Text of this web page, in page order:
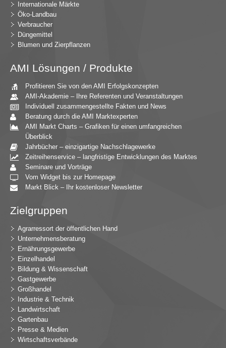
Internationale Märkte
Öko-Landbau
Verbraucher
Düngemittel
Blumen und Zierpflanzen
AMI Lösungen / Produkte
Profitieren Sie von den AMI Erfolgskonzepten
AMI-Akademie – Ihre Referenten und Veranstaltungen
Individuell zusammengestellte Fakten und News
Beratung durch die AMI Marktexperten
AMI Markt Charts – Grafiken für einen umfangreichen
Überblick
Jahrbücher – einzigartige Nachschlagewerke
Zeitreihenservice – langfristige Entwicklungen des Marktes
Seminare und Vorträge
Vom Widget bis zur Homepage
Markt Blick – Ihr kostenloser Newsletter
Zielgruppen
Agrarressort der öffentlichen Hand
Unternehmensberatung
Ernährungsgewerbe
Einzelhandel
Bildung & Wissenschaft
Gastgewerbe
Großhandel
Industrie & Technik
Landwirtschaft
Gartenbau
Presse & Medien
Wirtschaftsverbände